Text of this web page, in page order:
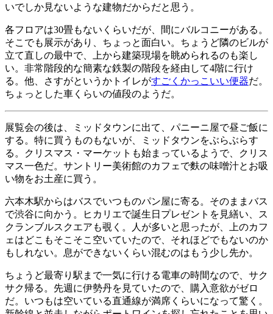
いでしか見ないような建物だからだと思う。
各フロアは30畳もないくらいだが、間にバルコニーがある。
そこでも展示があり、ちょっと面白い。ちょうど隣のビルが
立て直しの最中で、上から建築現場を眺められるのも楽し
い。非常階段的な簡素な鉄製の階段を経由して4階に行け
る。他、さすがというかトイレがすごくかっこいい便器だ。
ちょっとした車くらいの値段のようだ。
展覧会の後は、ミッドタウンに出て、パニーニ屋で昼ご飯に
する。特に買うものもないが、ミッドタウンをぶらぶらす
る。クリスマス・マーケットも始まっているようで、クリス
マス一色だ。サントリー美術館のカフェで麩の味噌汁とお吸
い物をお土産に買う。
六本木駅からはバスでいつものパン屋に寄る。そのままバス
で渋谷に向かう。ヒカリエで誕生日プレゼントを見繕い、ス
クランブルスクエアも覗く。人が多いと思ったが、上のカフ
ェはどこもそこそこ空いていたので、それほどでもないのか
もしれない。息ができないくらい混むのはもう少し先か。
ちょうど最寄り駅まで一気に行ける電車の時間なので、サク
サク帰る。先週に伊勢丹を見ていたので、購入意欲がゼロ
だ。いつもは空いている直通線が満席くらいになって驚く。